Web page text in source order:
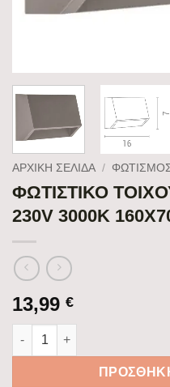
ΑΡΧΙΚΉ ΣΕΛΊΔΑ /
ΦΩΤΙΣΤΙΚΟ
230V 3000K
13,99 €
ΦΩΤΙΣΤΙΚΟ ΤΟΙΧΟΥ SLIM